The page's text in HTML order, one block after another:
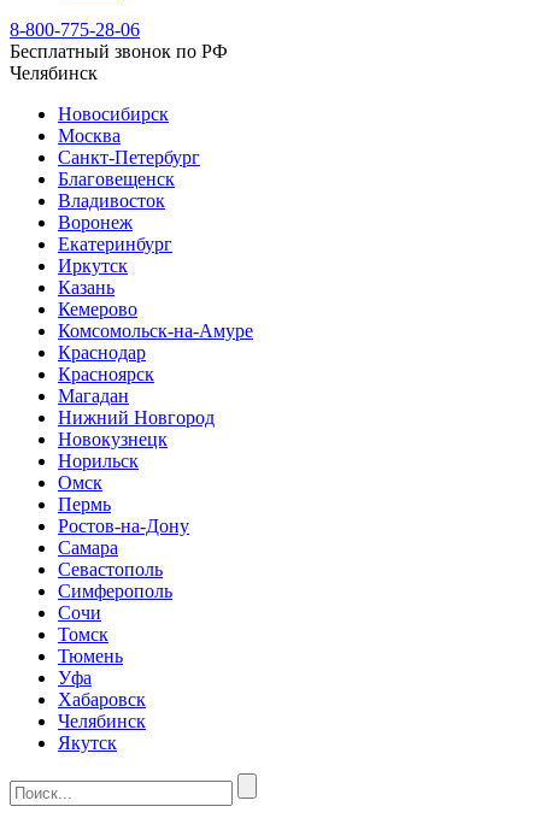
8-800-775-28-06
Бесплатный звонок по РФ
Челябинск
Новосибирск
Москва
Санкт-Петербург
Благовещенск
Владивосток
Воронеж
Екатеринбург
Иркутск
Казань
Кемерово
Комсомольск-на-Амуре
Краснодар
Красноярск
Магадан
Нижний Новгород
Новокузнецк
Норильск
Омск
Пермь
Ростов-на-Дону
Самара
Севастополь
Симферополь
Сочи
Томск
Тюмень
Уфа
Хабаровск
Челябинск
Якутск